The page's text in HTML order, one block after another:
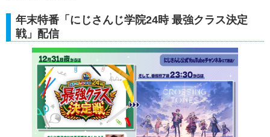
年末特番「にじさんじ学院24時 最強クラス決定
戦」配信